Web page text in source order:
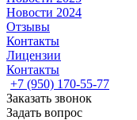
Новости 2024
Отзывы
Контакты
Лицензии
Контакты
+7 (950) 170-55-77
Заказать звонок
Задать вопрос